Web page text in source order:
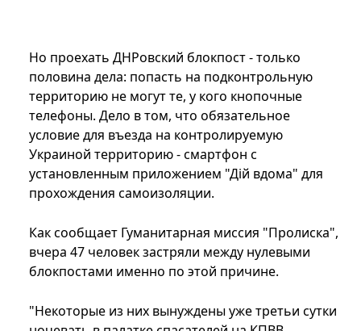
Но проехать ДНРовский блокпост - только
половина дела: попасть на подконтрольную
территорию не могут те, у кого кнопочные
телефоны. Дело в том, что обязательное
условие для въезда на контролируемую
Украиной территорию - смартфон с
установленным приложением "Дій вдома" для
прохождения самоизоляции.
Как сообщает Гуманитарная миссия "Пролиска",
вчера 47 человек застряли между нулевыми
блокпостами именно по этой причине.
"Некоторые из них вынуждены уже третьи сутки